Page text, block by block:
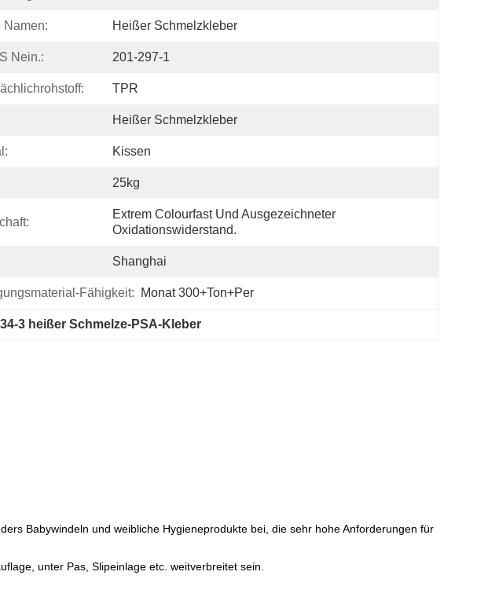
Namen: Heißer Schmelzkleber
Nein.: 201-297-1
TPR
Heißer Schmelzkleber
Kissen
25kg
Extrem Colourfast Und Ausgezeichneter
Oxidationswiderstand.
Shanghai
Fähigkeit: Monat 300+Ton+per
3 heißer Schmelze-PSA-Kleber
Babywindeln und weibliche Hygieneprodukte bei, die sehr hohe Anforderungen für
unter Pas, Slipeinlage etc. weitverbreitet sein.